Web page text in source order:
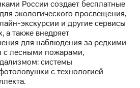
России создает бесплатные
экологического просвещения,
экскурсии и другие сервисы
а также внедряет
для наблюдения за редкими
лесными пожарами,
системы
с технологией